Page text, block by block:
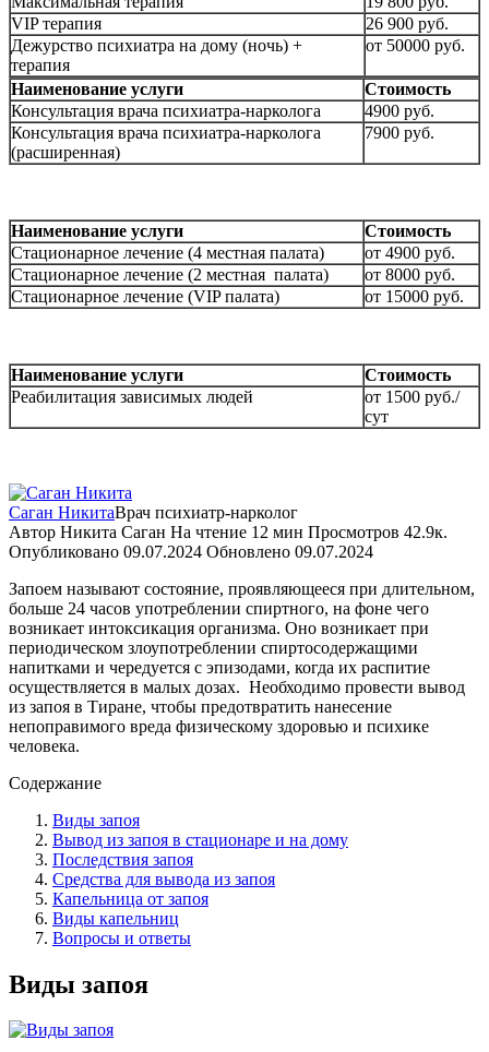
VIP терапия
26 900 руб.
Дежурство психиатра на дому (ночь) +
терапия
от 50000 руб.
Наименование услуги
Стоимость
Консультация врача психиатра-нарколога
4900 руб.
Консультация врача психиатра-нарколога
(расширенная)
7900 руб.
Наименование услуги
Стоимость
Стационарное лечение (4 местная палата)
от 4900 руб.
Стационарное лечение (2 местная палата)
от 8000 руб.
Стационарное лечение (VIP палата)
от 15000 руб.
Наименование услуги
Стоимость
Реабилитация зависимых людей
от 1500 руб./
сут
Саган НикитаВрач психиатр-нарколог
Автор Никита Саган На чтение 12 мин Просмотров 42.9к.
Опубликовано 09.07.2024 Обновлено 09.07.2024
Запоем называют состояние, проявляющееся при длительном,
больше 24 часов употреблении спиртного, на фоне чего
возникает интоксикация организма. Оно возникает при
периодическом злоупотреблении спиртосодержащими
напитками и чередуется с эпизодами, когда их распитие
осуществляется в малых дозах. Необходимо провести вывод
из запоя в Тиране, чтобы предотвратить нанесение
непоправимого вреда физическому здоровью и психике
человека.
Содержание
Виды запоя
Вывод из запоя в стационаре и на дому
Последствия запоя
Средства для вывода из запоя
Капельница от запоя
Виды капельниц
Вопросы и ответы
Виды запоя